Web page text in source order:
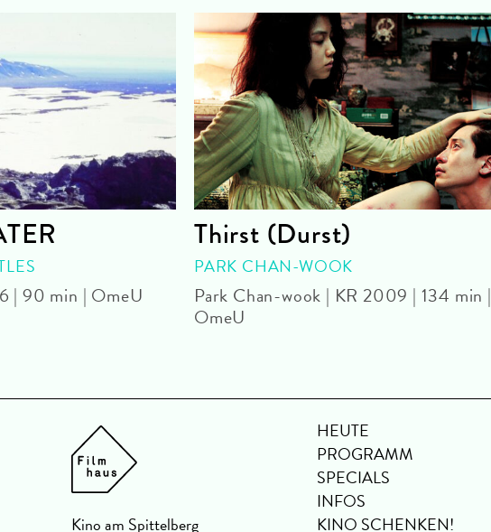
| 90 min | OmeU
Thirst (Durst)
PARK CHAN-WOOK
Park Chan-wook | KR 2009 | 134 min |
OmeU
Kino am Spittelberg
HEUTE
PROGRAMM
SPECIALS
INFOS
KINO SCHENKEN!